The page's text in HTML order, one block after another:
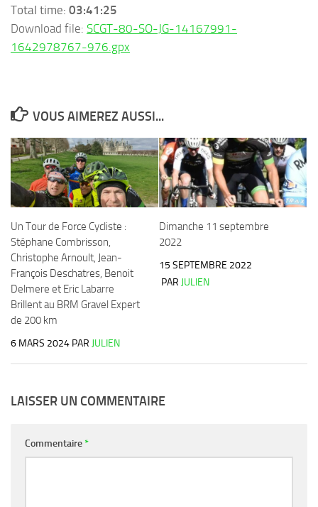
Total time: 03:41:25
Download file: SCGT-80-SO-JG-14167991-
1642978767-976.gpx
VOUS AIMEREZ AUSSI...
Un Tour de Force Cycliste :
Stéphane Combrisson,
Christophe Arnoult, Jean-
François Deschatres, Benoit
Delmere et Eric Labarre
Brillent au BRM Gravel Expert
de 200 km
6 MARS 2024 PAR JULIEN
Dimanche 11 septembre
2022
15 SEPTEMBRE 2022
PAR JULIEN
LAISSER UN COMMENTAIRE
Commentaire*